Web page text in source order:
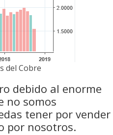
del Cobre
debido al enorme
no somos
tener por vender
por nosotros.